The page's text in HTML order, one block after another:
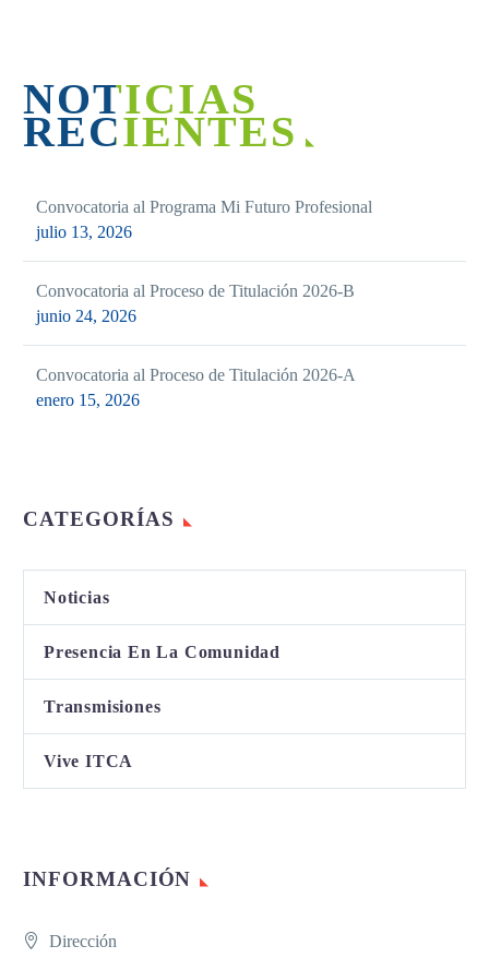
NOTICIAS
RECIENTES
Convocatoria al Programa Mi Futuro Profesional
julio 13, 2026
Convocatoria al Proceso de Titulación 2026-B
junio 24, 2026
Convocatoria al Proceso de Titulación 2026-A
enero 15, 2026
CATEGORÍAS
Noticias
Presencia En La Comunidad
Transmisiones
Vive ITCA
INFORMACIÓN
Dirección